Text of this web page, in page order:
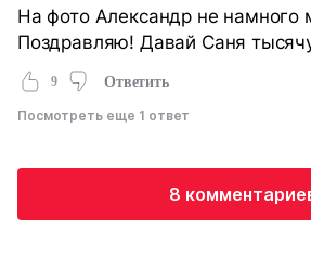
На фото Александр не намного
Поздравляю! Давай Саня
9 Ответить
Посмотреть еще 1 ответ
8